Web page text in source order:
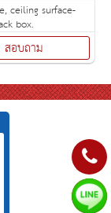
ceiling surface-
box.
สอบถาม